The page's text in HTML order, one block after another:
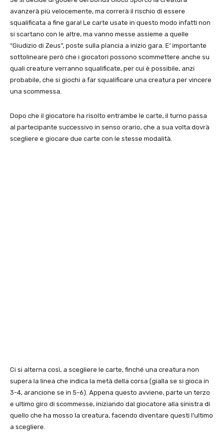
avanzerà più velocemente, ma correrà il rischio di essere
squalificata a fine gara! Le carte usate in questo modo infatti non
si scartano con le altre, ma vanno messe assieme a quelle
“Giudizio di Zeus”, poste sulla plancia a inizio gara. E’ importante
sottolineare però che i giocatori possono scommettere anche su
quali creature verranno squalificate, per cui è possibile, anzi
probabile, che si giochi a far squalificare una creatura per vincere
una scommessa.
Dopo che il giocatore ha risolto entrambe le carte, il turno passa
al partecipante successivo in senso orario, che a sua volta dovrà
scegliere e giocare due carte con le stesse modalità.
Ci si alterna così, a scegliere le carte, finché una creatura non
supera la linea che indica la metà della corsa (gialla se si gioca in
3-4, arancione se in 5-6). Appena questo avviene, parte un terzo
e ultimo giro di scommesse, iniziando dal giocatore alla sinistra di
quello che ha mosso la creatura, facendo diventare questi l’ultimo
a scegliere.